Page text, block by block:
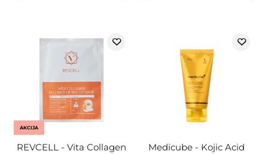
AKCIJA
REVCELL - Vita Collagen
Medicube - Kojic Acid